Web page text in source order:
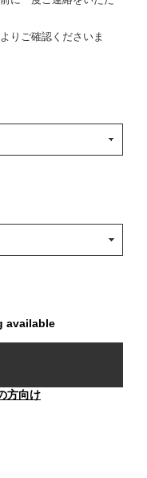
りご確認くださいま
available
方向け